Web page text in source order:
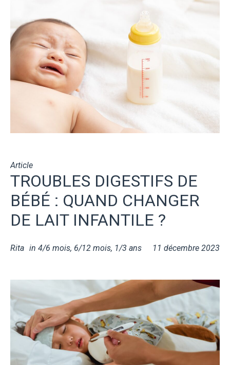
Article
TROUBLES DIGESTIFS DE
BÉBÉ : QUAND CHANGER
DE LAIT INFANTILE ?
11 décembre 2023
Rita in 4/6 mois, 6/12 mois, 1/3 ans